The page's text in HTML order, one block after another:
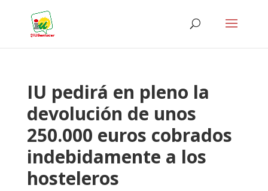
IU pedirá en pleno la
devolución de unos
250.000 euros cobrados
indebidamente a los
hosteleros